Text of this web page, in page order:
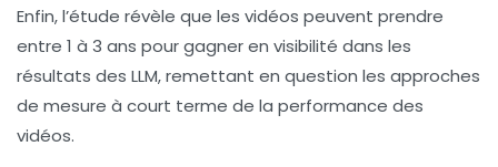
Enfin, l’étude révèle que les vidéos peuvent prendre
entre 1 à 3 ans pour gagner en visibilité dans les
résultats des LLM, remettant en question les approches
de mesure à court terme de la performance des
vidéos.